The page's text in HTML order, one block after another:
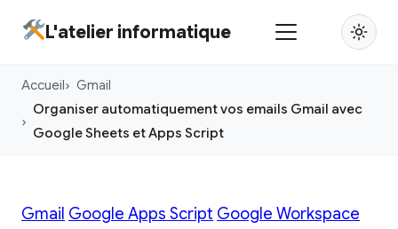
principal
L'atelier informatique
Accueil
Gmail
Organiser automatiquement vos emails Gmail avec
Google Sheets et Apps Script
Gmail Google Apps Script Google Workspace